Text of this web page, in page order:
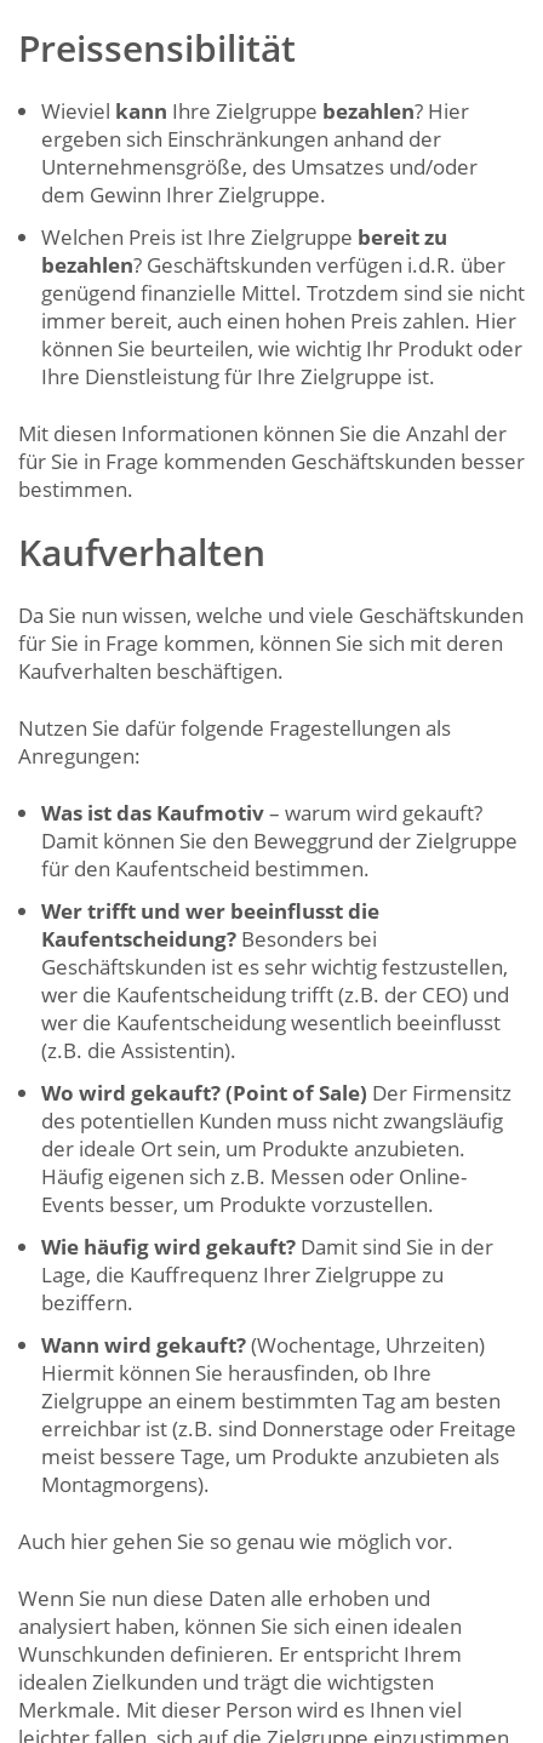
Preissensibilität
Wieviel kann Ihre Zielgruppe bezahlen? Hier
ergeben sich Einschränkungen anhand der
Unternehmensgröße, des Umsatzes und/oder
dem Gewinn Ihrer Zielgruppe.
Welchen Preis ist Ihre Zielgruppe bereit zu
bezahlen? Geschäftskunden verfügen i.d.R. über
genügend finanzielle Mittel. Trotzdem sind sie nicht
immer bereit, auch einen hohen Preis zahlen. Hier
können Sie beurteilen, wie wichtig Ihr Produkt oder
Ihre Dienstleistung für Ihre Zielgruppe ist.
Mit diesen Informationen können Sie die Anzahl der
für Sie in Frage kommenden Geschäftskunden besser
bestimmen.
Kaufverhalten
Da Sie nun wissen, welche und viele Geschäftskunden
für Sie in Frage kommen, können Sie sich mit deren
Kaufverhalten beschäftigen.
Nutzen Sie dafür folgende Fragestellungen als
Anregungen:
Was ist das Kaufmotiv– warum wird gekauft?
Damit können Sie den Beweggrund der Zielgruppe
für den Kaufentscheid bestimmen.
Wer trifft und wer beeinflusst die
Kaufentscheidung? Besonders bei
Geschäftskunden ist es sehr wichtig festzustellen,
wer die Kaufentscheidung trifft (z.B. der CEO) und
wer die Kaufentscheidung wesentlich beeinflusst
(z.B. die Assistentin).
Wo wird gekauft? (Point of Sale) Der Firmensitz
des potentiellen Kunden muss nicht zwangsläufig
der ideale Ort sein, um Produkte anzubieten.
Häufig eigenen sich z.B. Messen oder Online-
Events besser, um Produkte vorzustellen.
Wie häufig wird gekauft? Damit sind Sie in der
Lage, die Kauffrequenz Ihrer Zielgruppe zu
beziffern.
Wann wird gekauft?(Wochentage, Uhrzeiten)
Hiermit können Sie herausfinden, ob Ihre
Zielgruppe an einem bestimmten Tag am besten
erreichbar ist (z.B. sind Donnerstage oder Freitage
meist bessere Tage, um Produkte anzubieten als
Montagmorgens).
Auch hier gehen Sie so genau wie möglich vor.
Wenn Sie nun diese Daten alle erhoben und
analysiert haben, können Sie sich einen idealen
Wunschkunden definieren. Er entspricht Ihrem
idealen Zielkunden und trägt die wichtigsten
Merkmale. Mit dieser Person wird es Ihnen viel